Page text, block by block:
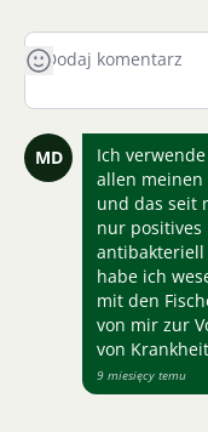
MD
Ich
allen meinen
und das seit
nur positives
antibakteriell
habe ich
mit den
von mir zur
von
9 miesięcy temu